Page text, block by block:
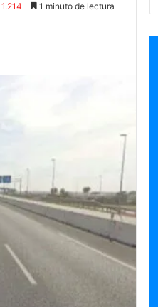
1.214 1 minuto de lectura